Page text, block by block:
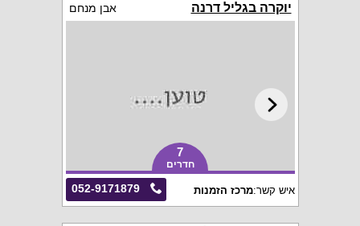
יוקרה בגליל דרנה אבן מנחם
7
חדרים
052-9171879 איש קשר:מרכז הזמנות